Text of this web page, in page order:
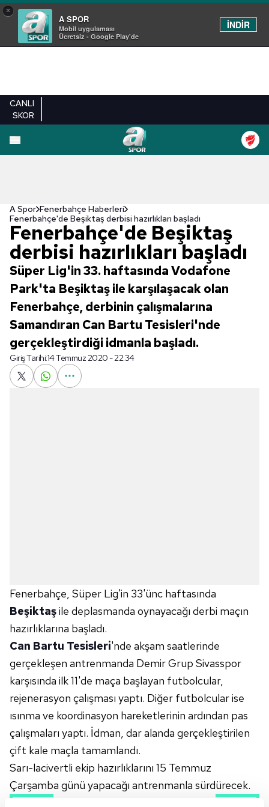
×
A SPOR
Mobil uygulaması
Ücretsiz - Google Play'de
İNDİR
CANLI
SKOR
A Spor Fenerbahçe Haberleri
Fenerbahçe'de Beşiktaş derbisi hazırlıkları başladı
Fenerbahçe'de Beşiktaş
derbisi hazırlıkları başladı
Süper Lig'in 33. haftasında Vodafone
Park'ta Beşiktaş ile karşılaşacak olan
Fenerbahçe, derbinin çalışmalarına
Samandıran Can Bartu Tesisleri'nde
gerçekleştirdiği idmanla başladı.
Giriş Tarihi:14 Temmuz 2020 - 22:34
Fenerbahçe, Süper Lig'in 33'ünc haftasında
Beşiktaşile deplasmanda oynayacağı derbi maçın
hazırlıklarına başladı.
Can Bartu Tesisleri'nde akşam saatlerinde
gerçekleşen antrenmanda Demir Grup Sivasspor
karşısında ilk 11'de maça başlayan futbolcular,
rejenerasyon çalışması yaptı. Diğer futbolcular ise
ısınma ve koordinasyon hareketlerinin ardından pas
çalışmaları yaptı. İdman, dar alanda gerçekleştirilen
çift kale maçla tamamlandı.
Sarı-lacivertli ekip hazırlıklarını 15 Temmuz
Çarşamba günü yapacağı antrenmanla sürdürecek.